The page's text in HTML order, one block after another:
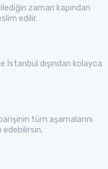
zaman kapından
edilir.
İstanbul dışından kolayca
tüm aşamalarını